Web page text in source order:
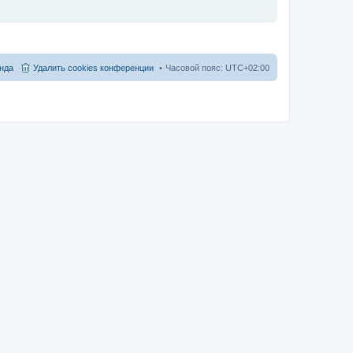
Часовой пояс: UTC+02:00
Удалить cookies конференции